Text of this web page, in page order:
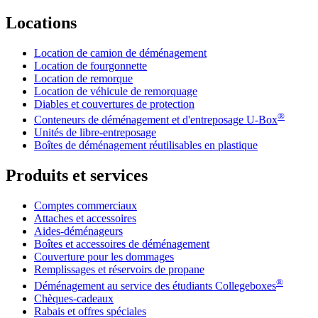
Locations
Location de camion de déménagement
Location de fourgonnette
Location de remorque
Location de véhicule de remorquage
Diables et couvertures de protection
Conteneurs de déménagement et d'entreposage U-Box®
Unités de libre-entreposage
Boîtes de déménagement réutilisables en plastique
Produits et services
Comptes commerciaux
Attaches et accessoires
Aides-déménageurs
Boîtes et accessoires de déménagement
Couverture pour les dommages
Remplissages et réservoirs de propane
Déménagement au service des étudiants Collegeboxes®
Chèques-cadeaux
Rabais et offres spéciales